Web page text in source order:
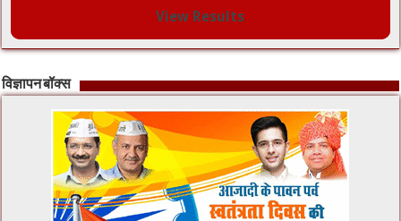
View Results
विज्ञापन बॉक्स